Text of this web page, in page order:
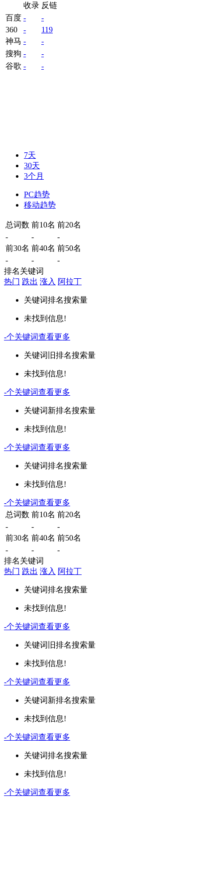
收录 反链
百度 -
-
360
-
119
神马 -
-
搜狗 -
-
谷歌 - -
7天
30天
3个月
PC趋势
移动趋势
总词数 前10名 前20名
-
-
-
前30名 前40名 前50名
-
-
-
排名关键词
热门 跌出 涨入 阿拉丁
关键词排名搜索量
未找到信息!
-个关键词查看更多
关键词 旧排名搜索量
未找到信息!
-个关键词查看更多
关键词新排名搜索量
未找到信息!
-个关键词查看更多
关键词排名搜索量
未找到信息!
-个关键词查看更多
总词数 前10名 前20名
-
-
-
前30名 前40名 前50名
-
-
-
排名关键词
热门 跌出 涨入 阿拉丁
关键词排名搜索量
未找到信息!
-个关键词查看更多
关键词 旧排名搜索量
未找到信息!
-个关键词查看更多
关键词新排名搜索量
未找到信息!
-个关键词查看更多
关键词排名搜索量
未找到信息!
-个关键词查看更多